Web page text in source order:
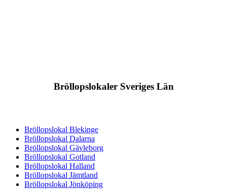
Bröllopslokaler Sveriges Län
Bröllopslokal Blekinge
Bröllopslokal Dalarna
Bröllopslokal Gävleborg
Bröllopslokal Gotland
Bröllopslokal Halland
Bröllopslokal Jämtland
Bröllopslokal Jönköping